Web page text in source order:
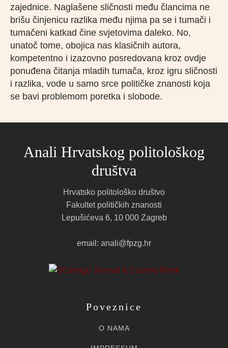
zajednice. Naglašene sličnosti među člancima ne
brišu činjenicu razlika među njima pa se i tumači i
tumačeni katkad čine svjetovima daleko. No,
unatoč tome, obojica nas klasičnih autora,
kompetentno i izazovno posredovana kroz ovdje
ponuđena čitanja mladih tumača, kroz igru sličnosti
i razlika, vode u samo srce političke znanosti koja
se bavi problemom poretka i slobode.
Anali Hrvatskog politološkog
društva
Hrvatsko politološko društvo
Fakultet političkih znanosti
Lepušićeva 6, 10 000 Zagreb
email: anali@fpzg.hr
Poveznice
O NAMA